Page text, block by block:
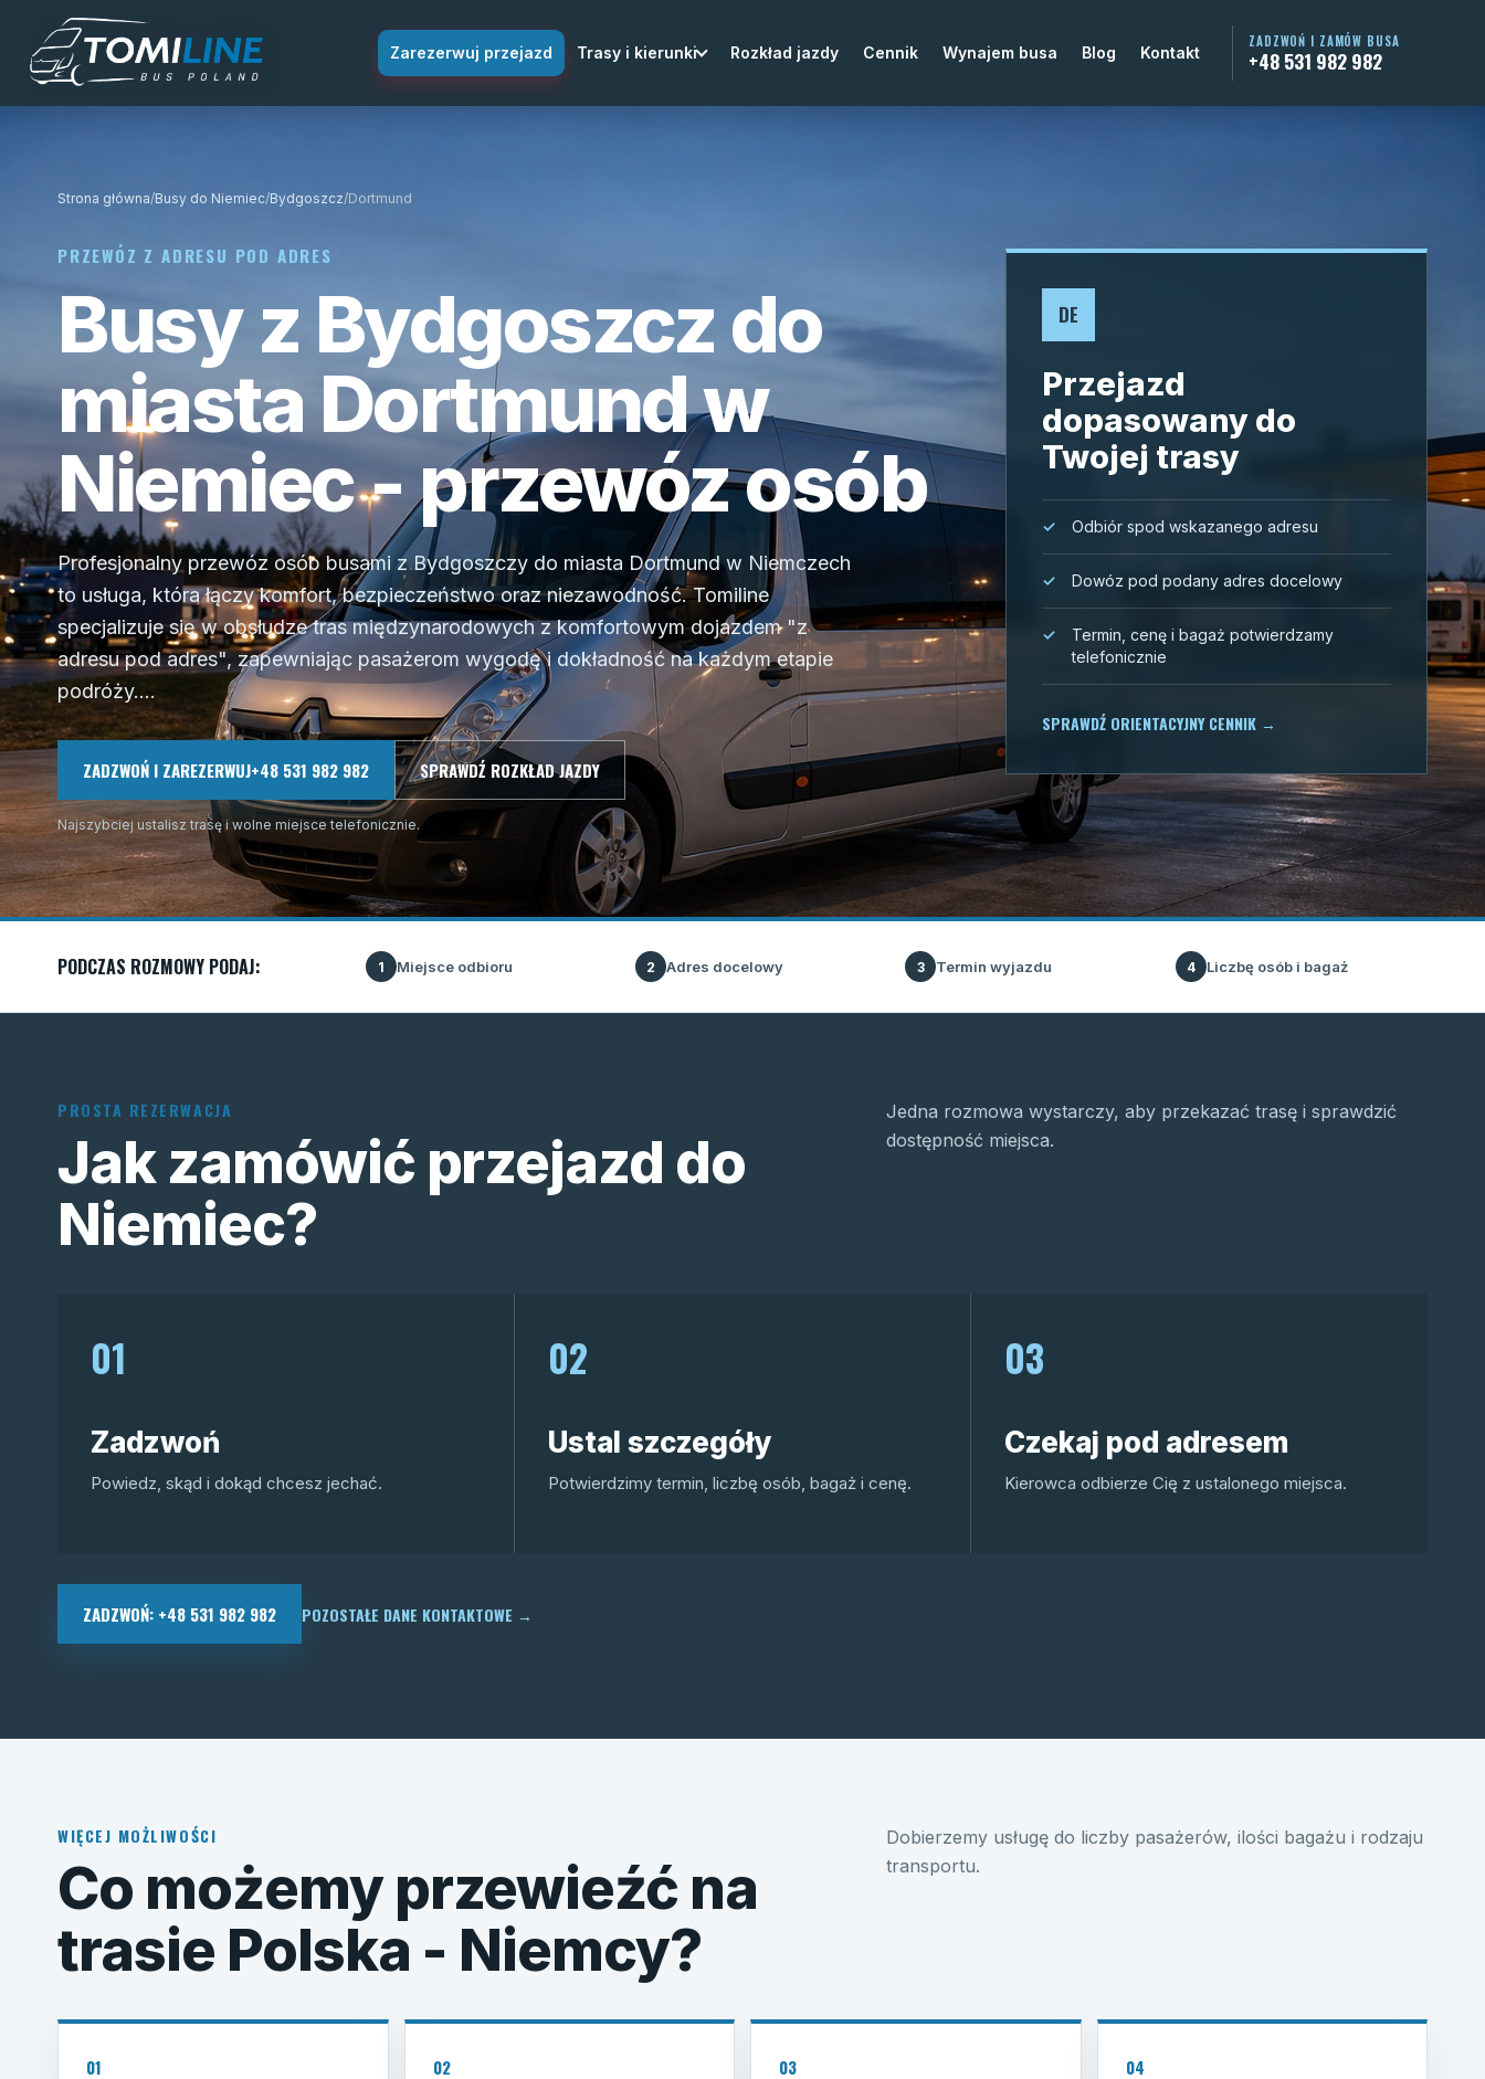
Przejdź do treści
Zarezerwuj przejazd Trasy i kierunki Rozkład jazdy Cennik Wynajem busa Blog Kontakt
ZADZWOŃ I ZAMÓW BUSA
+48 531 982 982
Strona główna/Busy do Niemiec/Bydgoszcz/Dortmund
PRZEWÓZ Z ADRESU POD ADRES
Busy z Bydgoszcz do
miasta Dortmund w
Niemiec - przewóz osób
Profesjonalny przewóz osób busami z Bydgoszczy do miasta Dortmund w Niemczech
to usługa, która łączy komfort, bezpieczeństwo oraz niezawodność. Tomiline
specjalizuje się w obsłudze tras międzynarodowych z komfortowym dojazdem "z
adresu pod adres", zapewniając pasażerom wygodę i dokładność na każdym etapie
podróży....
ZADZWOŃ I ZAREZERWUJ+48 531 982 982 SPRAWDŹ ROZKŁAD JAZDY
Najszybciej ustalisz trasę i wolne miejsce telefonicznie.
DE
Przejazd
dopasowany do
Twojej trasy
Odbiór spod wskazanego adresu
Dowóz pod podany adres docelowy
Termin, cenę i bagaż potwierdzamy
telefonicznie
SPRAWDŹ ORIENTACYJNY CENNIK →
PODCZAS ROZMOWY PODAJ: 1 Miejsce odbioru 2 Adres docelowy 3 Termin wyjazdu 4 Liczbę osób i bagaż
PROSTA REZERWACJA
Jak zamówić przejazd do
Niemiec?
Jedna rozmowa wystarczy, aby przekazać trasę i sprawdzić
dostępność miejsca.
01
Zadzwoń
Powiedz, skąd i dokąd chcesz jechać.
02
Ustal szczegóły
Potwierdzimy termin, liczbę osób, bagaż i cenę.
03
Czekaj pod adresem
Kierowca odbierze Cię z ustalonego miejsca.
ZADZWOŃ: +48 531 982 982 POZOSTAŁE DANE KONTAKTOWE →
WIĘCEJ MOŻLIWOŚCI
Co możemy przewieźć na
trasie Polska - Niemcy?
Dobierzemy usługę do liczby pasażerów, ilości bagażu i rodzaju
transportu.
01 02 03 04